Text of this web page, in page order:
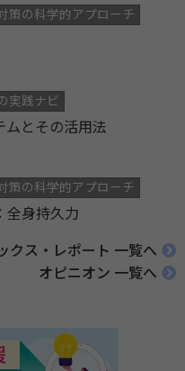
策の科学的アプローチ
実践ナビ
ムとその活用法
策の科学的アプローチ
全身持久力
クス・レポート 一覧へ
オピニオン 一覧へ